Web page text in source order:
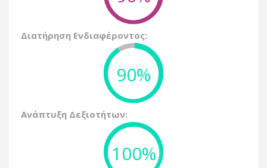
Διατήρηση Ενδιαφέροντος:
90%
Ανάπτυξη Δεξιοτήτων:
100%